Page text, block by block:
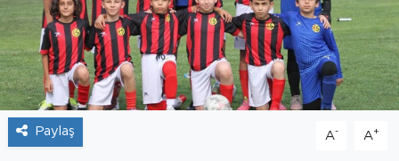
Paylaş A- A+
Söyleşi
Foto Şaka
Teknoloji
Politika